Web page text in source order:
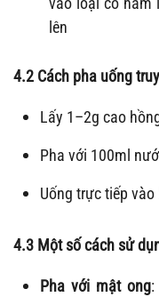
lên
4.2 Cách pha uống
Lấy 1–2g cao
Pha với 100ml
Uống trực tiếp
4.3 Một số cách sử
Pha với mật ong